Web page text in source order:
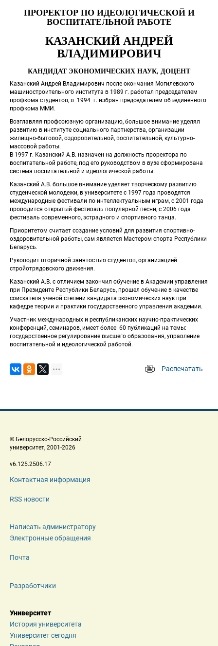
ПРОРЕКТОР ПО ИДЕОЛОГИЧЕСКОЙ И
ВОСПИТАТЕЛЬНОЙ РАБОТЕ
КАЗАНСКИЙ АНДРЕЙ
ВЛАДИМИРОВИЧ
КАНДИДАТ ЭКОНОМИЧЕСКИХ НАУК, ДОЦЕНТ
Казанский Андрей Владимирович после окончания Могилевского
машиностроительного института в 1989 г. работал председателем
профкома студентов, в 1994 г. избран председателем объединенного
профкома ММИ.
Возглавляя профсоюзную организацию, большое внимание уделял
развитию в институте социального партнерства, организации
жилищно-бытовой, оздоровительной, воспитательной, культурно-
массовой работы.
В 1997 г. Казанский А.В. назначен на должность проректора по
воспитательной работе, под его руководством в вузе сформирована
система воспитательной и идеологической работы.
Казанский А.В. большое внимание уделяет творческому развитию
студенческой молодежи, в университете с 1997 года проводятся
международные фестивали по интеллектуальным играм, с 2001 года
проводится открытый фестиваль популярной песни, с 2006 года
фестиваль современного, эстрадного и спортивного танца.
Приоритетом считает создание условий для развития спортивно-
оздоровительной работы, сам является Мастером спорта Республики
Беларусь.
Руководит вторичной занятостью студентов, организацией
стройотрядовского движения.
Казанский А.В. с отличием закончил обучение в Академии управления
при Президенте Республики Беларусь, прошел обучение в качестве
соискателя ученой степени кандидата экономических наук при
кафедре теории и практики государственного управления академии.
Участник международных и республиканских научно-практических
конференций, семинаров, имеет более 60 публикаций на темы:
государственное регулирование высшего образования, управление
воспитательной и идеологической работой.
Распечатать
© Белорусско-Российский
университет, 2001-2026
v6.125.2506.17
Контактная информация
RSS новости
Написать администратору
Электронные обращения
Почта
Разработчики
Университет
История университета
Университет сегодня